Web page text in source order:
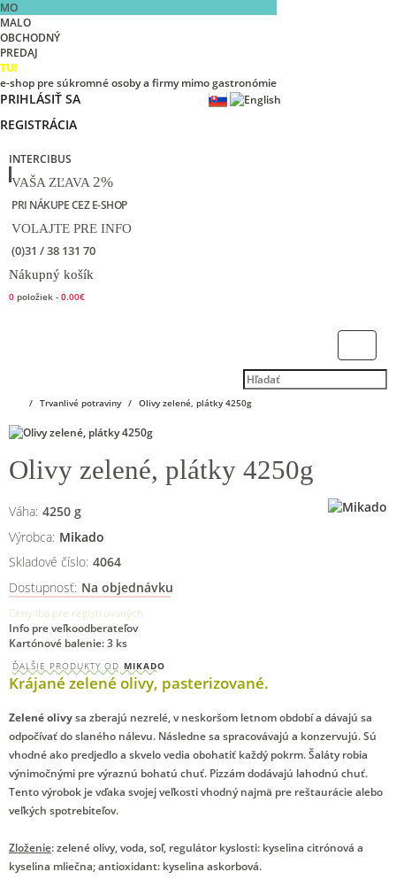
MO
MALO
OBCHODNÝ
PREDAJ
TU!
e-shop pre súkromné osoby a firmy mimo gastronómie
PRIHLÁSIŤ SA
REGISTRÁCIA
INTERCIBUS
VAŠA ZĽAVA 2%
PRI NÁKUPE CEZ E-SHOP
VOLAJTE PRE INFO
(0)31 / 38 131 70
Nákupný košík
0 položiek - 0.00€
Trvanlivé potraviny Olivy zelené, plátky 4250g
Olivy zelené, plátky 4250g
Váha: 4250 g
Výrobca: Mikado
Skladové číslo: 4064
Dostupnosť: Na objednávku
Ceny iba pre registrovaných
Info pre veľkoodberateľov
Kartónové balenie: 3 ks
ĎALŠIE PRODUKTY OD MIKADO
Krájané zelené olivy, pasterizované.
Zelené olivysa zberajú nezrelé, v neskoršom letnom období a dávajú sa
odpočívať do slaného nálevu. Následne sa spracovávajú a konzervujú. Sú
vhodné ako predjedlo a skvelo vedia obohatiť každý pokrm. Šaláty robia
výnimočnými pre výraznú bohatú chuť. Pizzám dodávajú lahodnú chuť.
Tento výrobok je vďaka svojej veľkosti vhodný najmä pre reštaurácie alebo
veľkých spotrebiteľov.
Zloženie: zelené olivy, voda, soľ, regulátor kyslosti: kyselina citrónová a
kyselina mliečna; antioxidant: kyselina askorbová.